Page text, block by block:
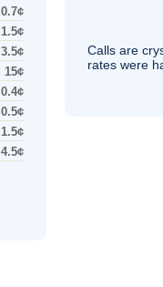
0.7¢
1.5¢
3.5¢
15¢
0.4¢
0.5¢
1.5¢
4.5¢
Calls are
rates were